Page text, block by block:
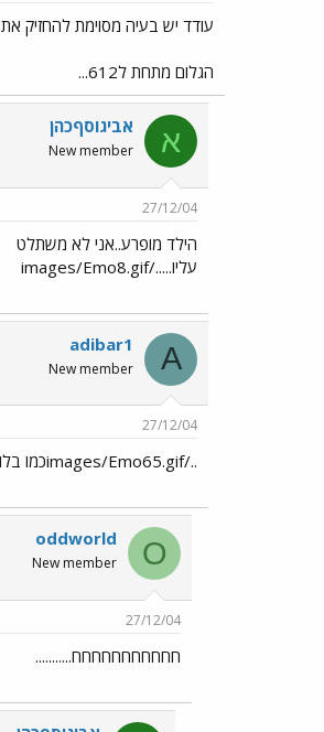
עודד יש בעיה מסוימת להחזיק את
הגלום מתחת ל612...
א אביגוסףכהן
New member
27/12/04
הילד מופרע..אני לא משתלט
עליו...../images/Emo8.gif
A
adibar1
New member
27/12/04
../images/Emo65.gifכמו בלון עם הליום..
O
oddworld
New member
27/12/04
חחחחחחחחחחח...........